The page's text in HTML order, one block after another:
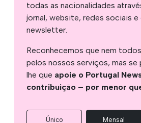
todas as nacionalidades
jornal, website, redes sociais e
newsletter.
Reconhecemos que nem
pelos nossos serviços, mas
lhe que apoie o Portugal
contribuição – por menor
Único Mensal